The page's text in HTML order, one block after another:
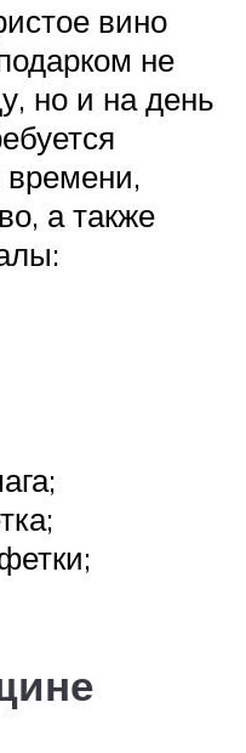
вино
не
но и на день
времени,
а также